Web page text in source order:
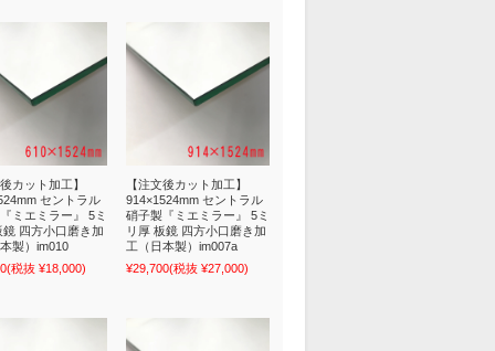
カット加工】
セントラル
ミエミラー』 5ミ
鏡 四方小口磨き加
製）im010
(税抜 ¥18,000)
【注文後カット加工】
914×1524mm セントラル
硝子製『ミエミラー』 5ミ
リ厚 板鏡 四方小口磨き加
工（日本製）im007a
¥29,700(税抜 ¥27,000)